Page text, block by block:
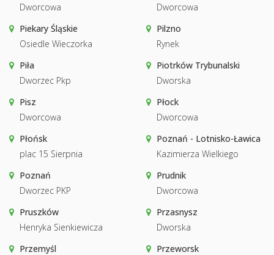
Dworcowa
Dworcowa
Piekary Śląskie
Osiedle Wieczorka
Pilzno
Rynek
Piła
Dworzec Pkp
Piotrków Trybunalski
Dworska
Pisz
Dworcowa
Płock
Dworcowa
Płońsk
plac 15 Sierpnia
Poznań - Lotnisko-Ławica
Kazimierza Wielkiego
Poznań
Dworzec PKP
Prudnik
Dworcowa
Pruszków
Henryka Sienkiewicza
Przasnysz
Dworska
Przemyśl
Przeworsk